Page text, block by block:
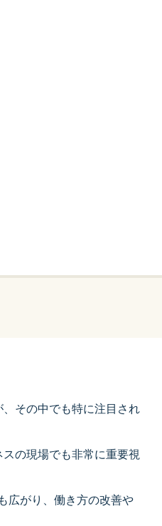
その中でも特に注目され
の現場でも非常に重要視
広がり、働き方の改善や